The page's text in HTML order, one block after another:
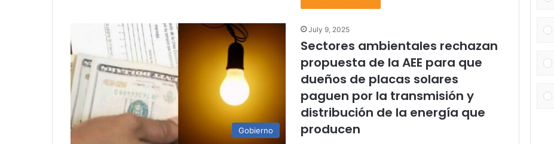
Gobierno
July 9, 2025
Sectores ambientales rechazan
propuesta de la AEE para que
dueños de placas solares
paguen por la transmisión y
distribución de la energía que
producen